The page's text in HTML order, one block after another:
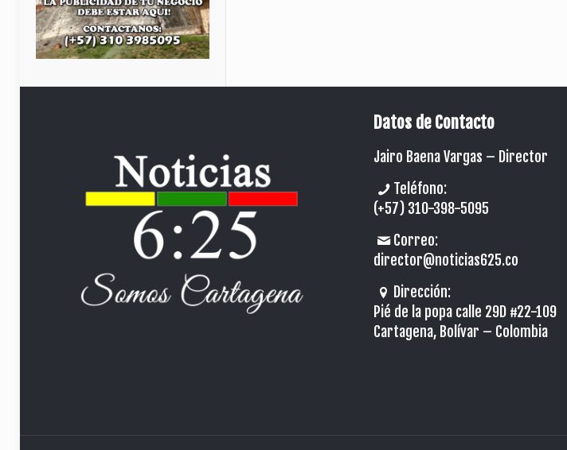
Datos de Contacto
Jairo Baena Vargas – Director
Teléfono:
(+57) 310-398-5095
Correo:
director@noticias625.co
Dirección:
Pié de la popa calle 29D #22-109
Cartagena, Bolívar – Colombia